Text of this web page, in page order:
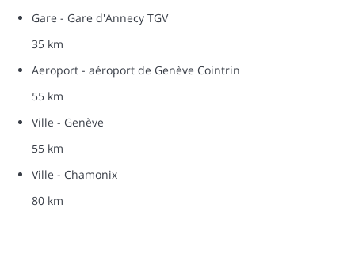
Gare - Gare d'Annecy TGV
35 km
Aeroport - aéroport de Genève Cointrin
55 km
Ville - Genève
55 km
Ville - Chamonix
80 km